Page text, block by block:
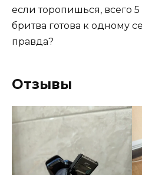
если торопишься, всего
бритва готова к одному
правда?
Отзывы